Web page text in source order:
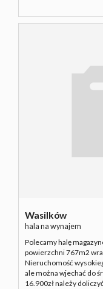
Wasilków
hala na wynajem
Polecamy halę
powierzchni 767m2
Nieruchomość
ale można wjechać do
16.900zł należy